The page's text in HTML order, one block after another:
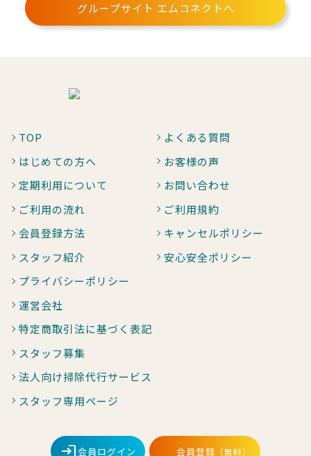
グループサイト エムコネクトへ
TOP
はじめての方へ
定期利用について
ご利用の流れ
会員登録方法
スタッフ紹介
よくある質問
お客様の声
お問い合わせ
ご利用規約
キャンセルポリシー
安心安全ポリシー
プライバシーポリシー
運営会社
特定商取引法に基づく表記
スタッフ募集
法人向け掃除代行サービス
スタッフ専用ページ
会員ログイン 会員登録 （無料）